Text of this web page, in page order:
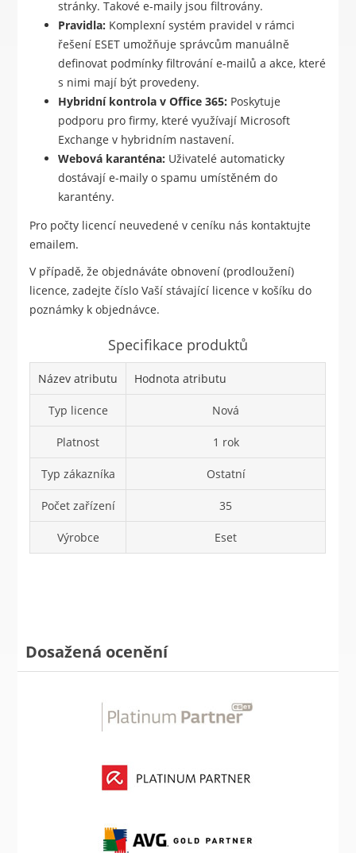
stránky. Takové e-maily jsou filtrovány.
Pravidla: Komplexní systém pravidel v rámci
řešení ESET umožňuje správcům manuálně
definovat podmínky filtrování e-mailů a akce, které
s nimi mají být provedeny.
Hybridní kontrola v Office 365: Poskytuje
podporu pro firmy, které využívají Microsoft
Exchange v hybridním nastavení.
Webová karanténa: Uživatelé automaticky
dostávají e-maily o spamu umístěném do
karantény.
Pro počty licencí neuvedené v ceníku nás kontaktujte
emailem.
V případě, že objednáváte obnovení (prodloužení)
licence, zadejte číslo Vaší stávající licence v košíku do
poznámky k objednávce.
Specifikace produktů
Název atributu Hodnota atributu
Typ licence Nová
Platnost 1 rok
Typ zákazníka Ostatní
Počet zařízení 35
Výrobce Eset
Dosažená ocenění